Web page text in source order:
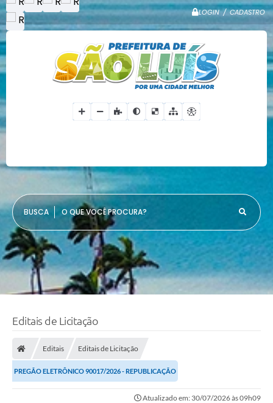
LOGIN / CADASTRO
O QUE VOCÊ PROCURA?
Editais de Licitação
Editais Editais de Licitação
PREGÃO ELETRÔNICO 90017/2026 - REPUBLICAÇÃO
Atualizado em: 30/07/2026 às 09h09